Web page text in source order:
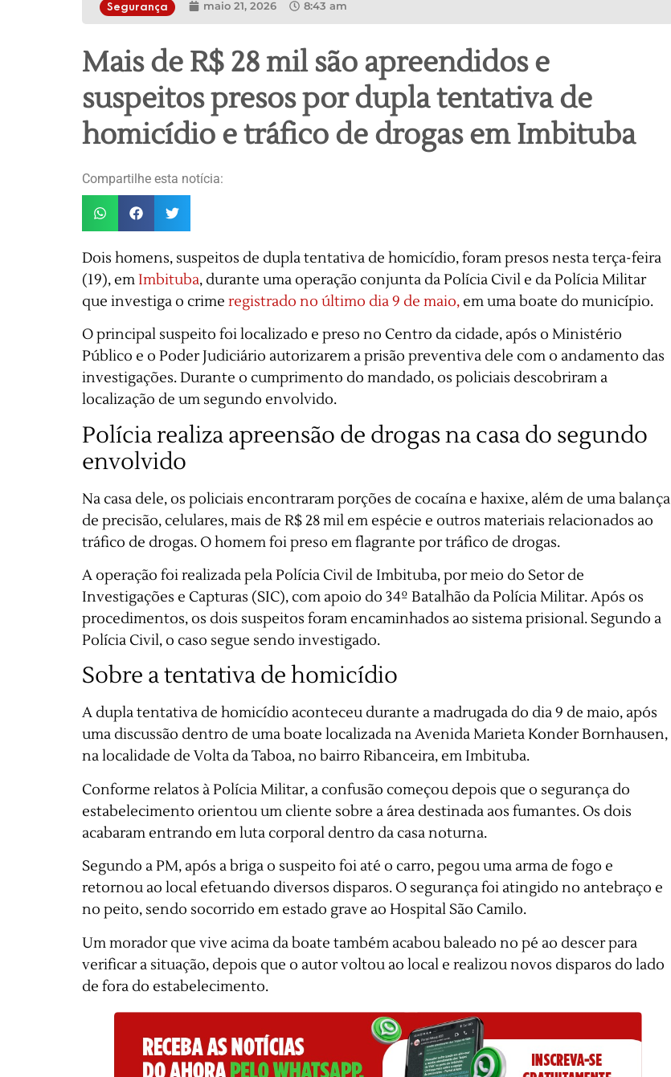
Segurança maio 21, 2026 8:43 am
Mais de R$ 28 mil são apreendidos e
suspeitos presos por dupla tentativa de
homicídio e tráfico de drogas em Imbituba
Compartilhe esta notícia:
Dois homens, suspeitos de dupla tentativa de homicídio, foram presos nesta terça-feira
(19), emImbituba, durante uma operação conjunta da Polícia Civil e da Polícia Militar
que investiga o crime registrado no último dia 9 de maio, em uma boate do município.
O principal suspeito foi localizado e preso no Centro da cidade, após o Ministério
Público e o Poder Judiciário autorizarem a prisão preventiva dele com o andamento das
investigações. Durante o cumprimento do mandado, os policiais descobriram a
localização de um segundo envolvido.
Polícia realiza apreensão de drogas na casa do segundo
envolvido
Na casa dele, os policiais encontraram porções de cocaína e haxixe, além de uma balança
de precisão, celulares, mais de R$ 28 mil em espécie e outros materiais relacionados ao
tráfico de drogas. O homem foi preso em flagrante por tráfico de drogas.
A operação foi realizada pela Polícia Civil de Imbituba, por meio do Setor de
Investigações e Capturas (SIC), com apoio do 34º Batalhão da Polícia Militar. Após os
procedimentos, os dois suspeitos foram encaminhados ao sistema prisional. Segundo a
Polícia Civil, o caso segue sendo investigado.
Sobre a tentativa de homicídio
A dupla tentativa de homicídio aconteceu durante a madrugada do dia 9 de maio, após
uma discussão dentro de uma boate localizada na Avenida Marieta Konder Bornhausen,
na localidade de Volta da Taboa, no bairro Ribanceira, em Imbituba.
Conforme relatos à Polícia Militar, a confusão começou depois que o segurança do
estabelecimento orientou um cliente sobre a área destinada aos fumantes. Os dois
acabaram entrando em luta corporal dentro da casa noturna.
Segundo a PM, após a briga o suspeito foi até o carro, pegou uma arma de fogo e
retornou ao local efetuando diversos disparos. O segurança foi atingido no antebraço e
no peito, sendo socorrido em estado grave ao Hospital São Camilo.
Um morador que vive acima da boate também acabou baleado no pé ao descer para
verificar a situação, depois que o autor voltou ao local e realizou novos disparos do lado
de fora do estabelecimento.